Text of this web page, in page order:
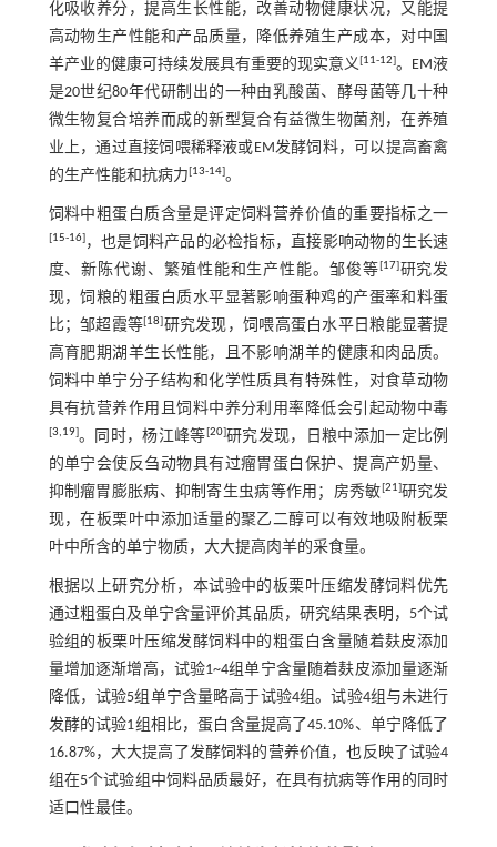
化吸收养分，提高生长性能，改善动物健康状况，又能提
高动物生产性能和产品质量，降低养殖生产成本，对中国
羊产业的健康可持续发展具有重要的现实意义[11-12]。EM液
是20世纪80年代研制出的一种由乳酸菌、酵母菌等几十种
微生物复合培养而成的新型复合有益微生物菌剂，在养殖
业上，通过直接饲喂稀释液或EM发酵饲料，可以提高畜禽
的生产性能和抗病力[13-14]。
饲料中粗蛋白质含量是评定饲料营养价值的重要指标之一
[15-16]，也是饲料产品的必检指标，直接影响动物的生长速
度、新陈代谢、繁殖性能和生产性能。邹俊等[17]研究发
现，饲粮的粗蛋白质水平显著影响蛋种鸡的产蛋率和料蛋
比；邹超霞等[18]研究发现，饲喂高蛋白水平日粮能显著提
高育肥期湖羊生长性能，且不影响湖羊的健康和肉品质。
饲料中单宁分子结构和化学性质具有特殊性，对食草动物
具有抗营养作用且饲料中养分利用率降低会引起动物中毒
[3,19]。同时，杨江峰等[20]研究发现，日粮中添加一定比例
的单宁会使反刍动物具有过瘤胃蛋白保护、提高产奶量、
抑制瘤胃膨胀病、抑制寄生虫病等作用；房秀敏[21]研究发
现，在板栗叶中添加适量的聚乙二醇可以有效地吸附板栗
叶中所含的单宁物质，大大提高肉羊的采食量。
根据以上研究分析，本试验中的板栗叶压缩发酵饲料优先
通过粗蛋白及单宁含量评价其品质，研究结果表明，5个试
验组的板栗叶压缩发酵饲料中的粗蛋白含量随着麸皮添加
量增加逐渐增高，试验1~4组单宁含量随着麸皮添加量逐渐
降低，试验5组单宁含量略高于试验4组。试验4组与未进行
发酵的试验1组相比，蛋白含量提高了45.10%、单宁降低了
16.87%，大大提高了发酵饲料的营养价值，也反映了试验4
组在5个试验组中饲料品质最好，在具有抗病等作用的同时
适口性最佳。